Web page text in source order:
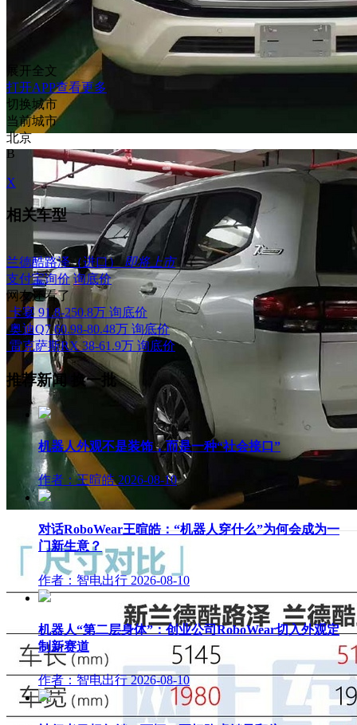
展开全文
打开APP查看更多
切换城市
当前城市
北京
B
X
相关车型
兰德酷路泽（进口）
即将上市
支付宝询价 询底价
网友还看了
卡宴 91.8-250.8万 询底价
奥迪Q7 60.98-80.48万 询底价
雷克萨斯RX 38-61.9万 询底价
推荐新闻 换一批
机器人外观不是装饰，而是一种“社会接口”
作者：王暄皓 2026-08-10
对话RoboWear王暄皓：“机器人穿什么”为何会成为一
门新生意？
作者：智电出行 2026-08-10
机器人“第二层身体”：创业公司RoboWear切入外观定
制新赛道
作者：智电出行 2026-08-10